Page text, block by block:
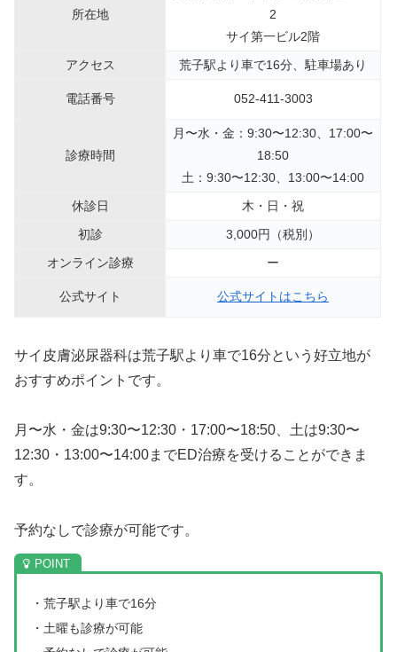
所在地
2
サイ第一ビル2階
アクセス
荒子駅より車で16分、駐車場あり
電話番号 052-411-3003
診療時間
月〜水・金：9:30〜12:30、17:00〜
18:50
土：9:30〜12:30、13:00〜14:00
休診日
木・日・祝
初診
3,000円（税別）
オンライン診療
ー
公式サイト 公式サイトはこちら
サイ皮膚泌尿器科は荒子駅より車で16分という好立地が
おすすめポイントです。
月〜水・金は9:30〜12:30・17:00〜18:50、土は9:30〜
12:30・13:00〜14:00までED治療を受けることができま
す。
予約なしで診療が可能です。
・荒子駅より車で16分
・土曜も診療が可能